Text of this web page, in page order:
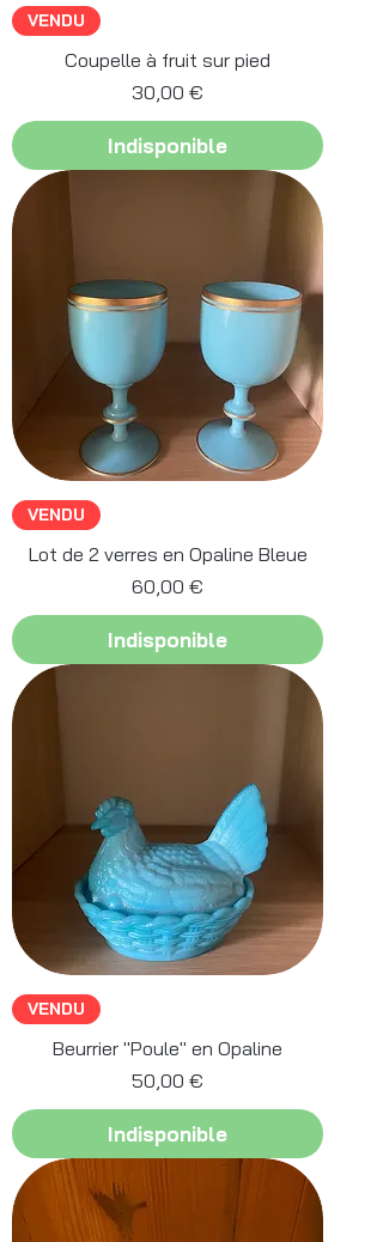
VENDU
Coupelle à fruit sur pied
Prix
30,00 €
Indisponible
VENDU
Lot de 2 verres en Opaline Bleue
Prix
60,00 €
Indisponible
VENDU
Beurrier "Poule" en Opaline
Prix
50,00 €
Indisponible